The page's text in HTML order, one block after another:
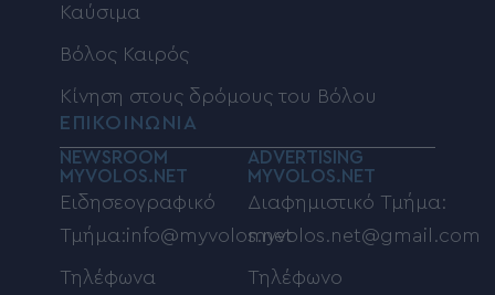
Καύσιμα
Βόλος Καιρός
Κίνηση στους δρόμους του Βόλου
ΕΠΙΚΟΙΝΩΝΙΑ
NEWSROOM
MYVOLOS.NET
Ειδησεογραφικό
Τμήμα:info@myvolos.net
Τηλέφωνα
ADVERTISING
MYVOLOS.NET
Διαφημιστικό Τμήμα:
myvolos.net@gmail.com
Τηλέφωνο